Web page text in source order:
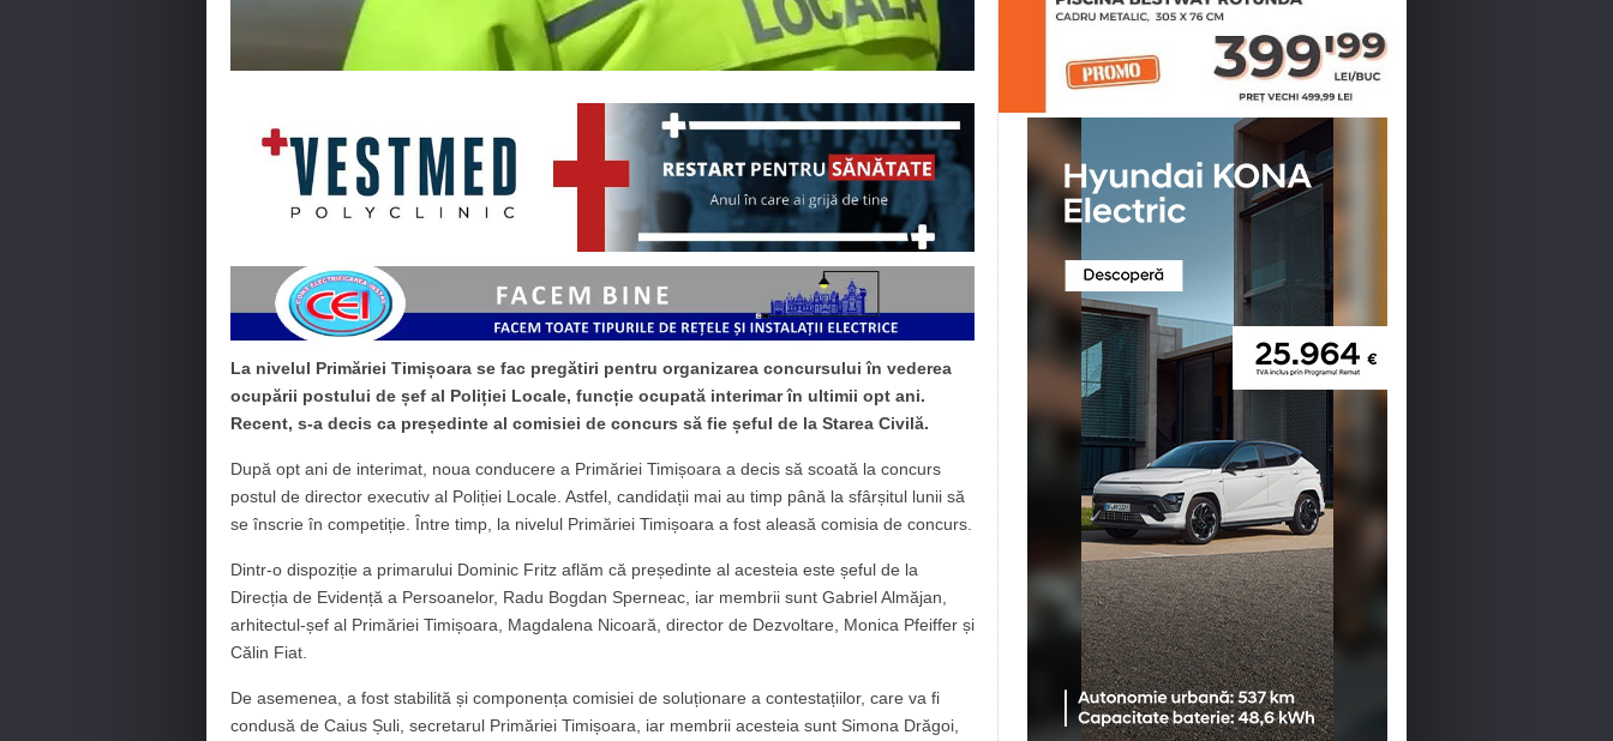
La nivelul Primăriei Timișoara se fac pregătiri pentru organizarea concursului în vederea
ocupării postului de șef al Poliției Locale, funcție ocupată interimar în ultimii opt ani.
Recent, s-a decis ca președinte al comisiei de concurs să fie șeful de la Starea Civilă.
După opt ani de interimat, noua conducere a Primăriei Timișoara a decis să scoată la concurs
postul de director executiv al Poliției Locale. Astfel, candidații mai au timp până la sfârșitul lunii să
se înscrie în competiție. Între timp, la nivelul Primăriei Timișoara a fost aleasă comisia de concurs.
Dintr-o dispoziție a primarului Dominic Fritz aflăm că președinte al acesteia este șeful de la
Direcția de Evidență a Persoanelor, Radu Bogdan Sperneac, iar membrii sunt Gabriel Almăjan,
arhitectul-șef al Primăriei Timișoara, Magdalena Nicoară, director de Dezvoltare, Monica Pfeiffer și
Călin Fiat.
De asemenea, a fost stabilită și componența comisiei de soluționare a contestațiilor, care va fi
condusă de Caius Șuli, secretarul Primăriei Timișoara, iar membrii acesteia sunt Simona Drăgoi,